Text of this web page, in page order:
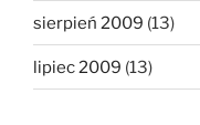
sierpień 2009 (13)
lipiec 2009 (13)